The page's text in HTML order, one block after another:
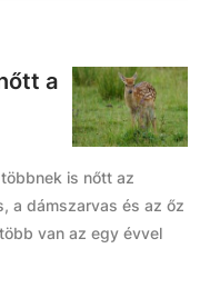
a
is nőtt az
a dámszarvas és az őz
van az egy évvel